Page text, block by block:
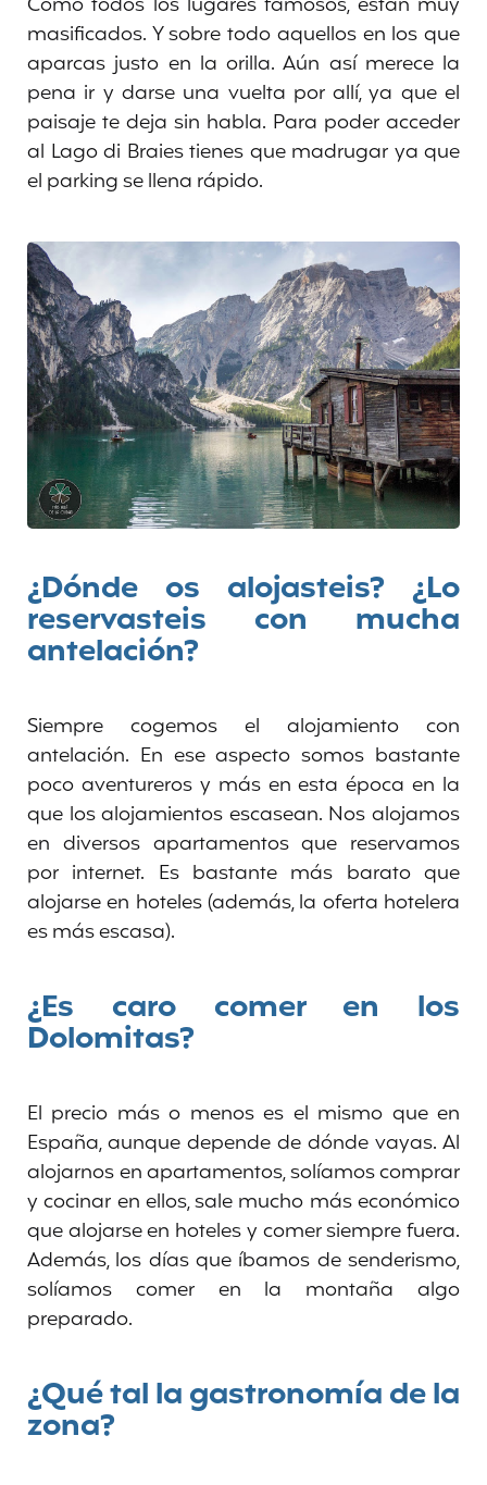
masificados. Y sobre todo aquellos en los que
aparcas justo en la orilla. Aún así merece la
pena ir y darse una vuelta por allí, ya que el
paisaje te deja sin habla. Para poder acceder
al Lago di Braies tienes que madrugar ya que
el parking se llena rápido.
¿Dónde os alojasteis? ¿Lo
reservasteis con mucha
antelación?
Siempre cogemos el alojamiento con
antelación. En ese aspecto somos bastante
poco aventureros y más en esta época en la
que los alojamientos escasean. Nos alojamos
en diversos apartamentos que reservamos
por internet. Es bastante más barato que
alojarse en hoteles (además, la oferta hotelera
es más escasa).
¿Es caro comer en los
Dolomitas?
El precio más o menos es el mismo que en
España, aunque depende de dónde vayas. Al
alojarnos en apartamentos, solíamos comprar
y cocinar en ellos, sale mucho más económico
que alojarse en hoteles y comer siempre fuera.
Además, los días que íbamos de senderismo,
solíamos comer en la montaña algo
preparado.
¿Qué tal la gastronomía de la
zona?